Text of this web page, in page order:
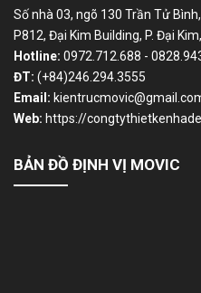
Số nhà 03, ngõ 130 Trần Tử
P812, Đại Kim Building, P. Đại
Hotline: 0972.712.688 -
ĐT: (+84)246.294.3555
Email:
Web: https://
BẢN ĐỒ ĐỊNH VỊ MOVIC